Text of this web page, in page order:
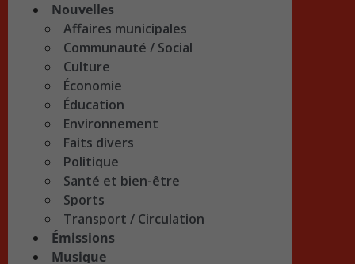
Nouvelles
Affaires municipales
Communauté / Social
Culture
Économie
Éducation
Environnement
Faits divers
Politique
Santé et bien-être
Sports
Transport / Circulation
Émissions
Musique